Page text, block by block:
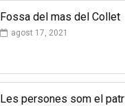
Fossa del mas del Collet
agost 17, 2021
Les persones som el